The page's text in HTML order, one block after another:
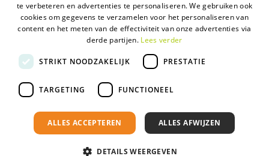
2026 © Intro Personeel
Certificeringen
Algemene voorwaarden
Privacyverklaring
Florys Groep
te verbeteren en advertenties te personaliseren. We gebruiken ook
cookies om gegevens te verzamelen voor het personaliseren van
content en het meten van de effectiviteit van onze advertenties via
derde partijen. Lees verder
STRIKT NOODZAKELIJK PRESTATIE
TARGETING FUNCTIONEEL
ALLES ACCEPTEREN ALLES AFWIJZEN
DETAILS WEERGEVEN